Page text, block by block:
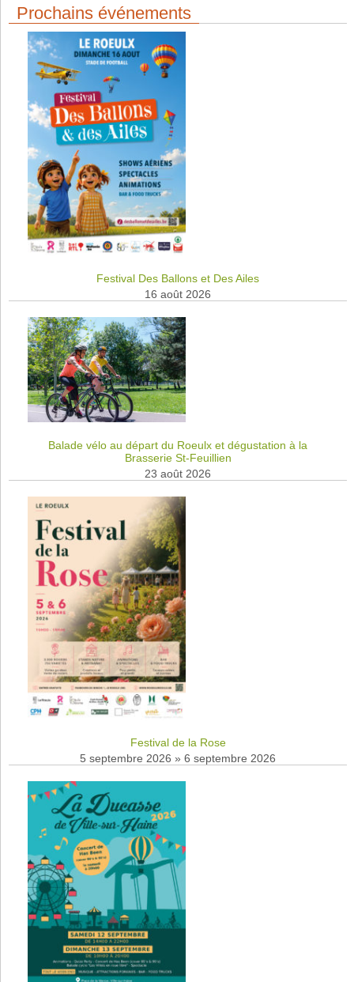
Prochains événements
Festival Des Ballons et Des Ailes
16 août 2026
Balade vélo au départ du Roeulx et dégustation à la
Brasserie St-Feuillien
23 août 2026
Festival de la Rose
5 septembre 2026 » 6 septembre 2026